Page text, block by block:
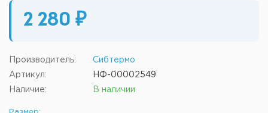
2 280 ₽
Производитель: Сибтермо
Артикул: НФ-00002549
Наличие: В наличии